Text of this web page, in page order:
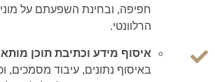
חפיפה, ובחינת השפעתם על
הרלוונטי.
איסוף מידע וכתיבת תוכן
באיסוף נתונים, עיבוד מסמכים,